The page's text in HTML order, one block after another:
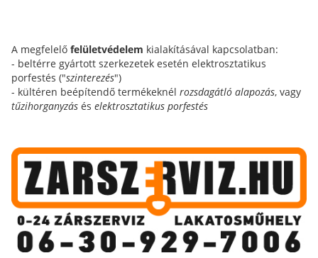
A megfelelő felületvédelem kialakításával kapcsolatban:
- beltérre gyártott szerkezetek esetén elektrosztatikus
porfestés ("szinterezés")
- kültéren beépítendő termékeknél rozsdagátló alapozás, vagy
tűzihorganyzás és elektrosztatikus porfestés